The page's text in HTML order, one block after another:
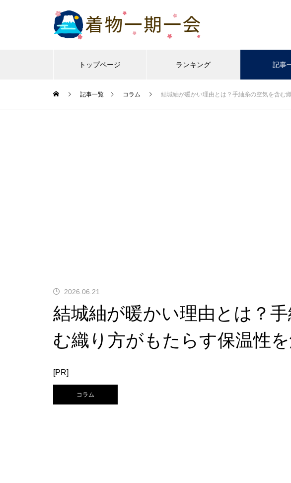
トップページ ランキング 記事
記事一覧 コラム 結城紬が暖かい理由とは？手紬糸の空気を含む
2026.06.21
結城紬が暖かい理由とは？
む織り方がもたらす保温性
[PR]
コラム